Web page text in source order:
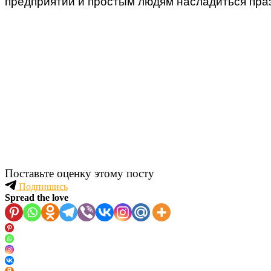
Поставьте оценку этому посту
Подпишись
Spread the love